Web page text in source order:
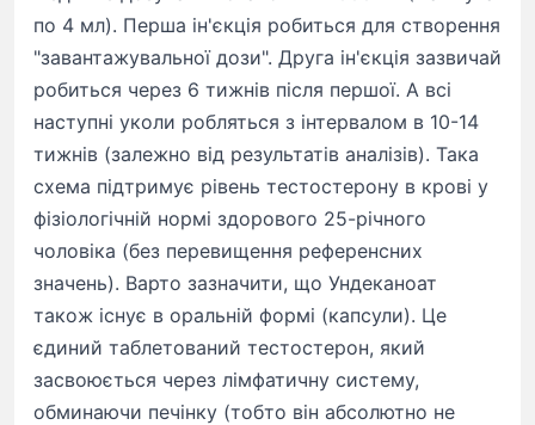
по 4 мл). Перша ін'єкція робиться для створення
"завантажувальної дози". Друга ін'єкція зазвичай
робиться через 6 тижнів після першої. А всі
наступні уколи робляться з інтервалом в 10-14
тижнів (залежно від результатів аналізів). Така
схема підтримує рівень тестостерону в крові у
фізіологічній нормі здорового 25-річного
чоловіка (без перевищення референсних
значень). Варто зазначити, що Ундеканоат
також існує в оральній формі (капсули). Це
єдиний таблетований тестостерон, який
засвоюється через лімфатичну систему,
обминаючи печінку (тобто він абсолютно не